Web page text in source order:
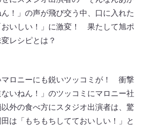
！」の声が飛び交う中、口に入れた
おいしい！」に激変！ 果たして旭ポ
レシピとは？
マロニーにも鋭いツッコミが！ 衝撃
いねん！」のツッコミにマロニー社
外の食べ方にスタジオ出演者は、驚
は「もちもちしてておいしい！」と